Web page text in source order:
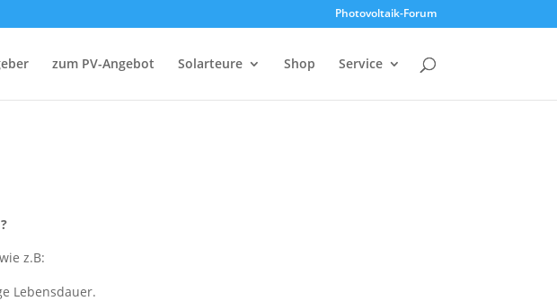
Photovoltaik-Forum
zum PV-Angebot Solarteure Shop Service
wie z.B:
Lebensdauer.